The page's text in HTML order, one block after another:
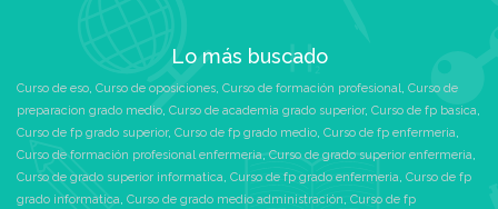
distintos estilos de
maquillaje, adaptándolos a
las necesidades y
preferencias de cada clienta.
Dominarás las técnicas
pedicura.
Conocerás los peinados
más demandados en las
consigue un empleo que
responda a tus inquietudes.
Además, tendrás acceso a
Lo más buscado
Curso de eso, Curso de oposiciones, Curso de formación profesional, Curso de
preparacion grado medio, Curso de academia grado superior, Curso de fp basica,
Curso de fp grado superior, Curso de fp grado medio, Curso de fp enfermeria,
Curso de formación profesional enfermeria,Curso de grado superior enfermeria,
Curso de grado superior informatica, Curso de fp grado enfermeria, Curso de fp
grado informatica, Curso de grado medio administración, Curso de fp